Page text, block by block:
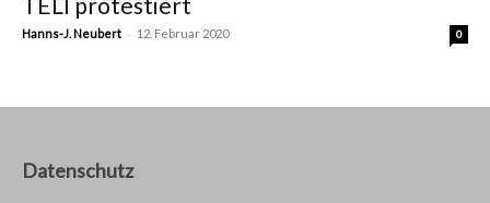
Hanns-J. Neubert - 12. Februar 2020 0
Datenschutz